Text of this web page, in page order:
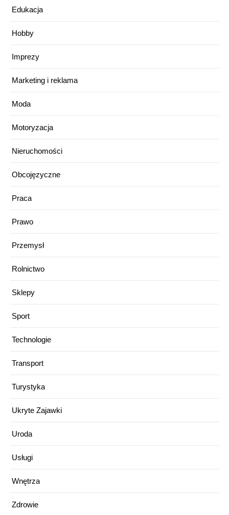
Edukacja
Hobby
Imprezy
Marketing i reklama
Moda
Motoryzacja
Nieruchomości
Obcojęzyczne
Praca
Prawo
Przemysł
Rolnictwo
Sklepy
Sport
Technologie
Transport
Turystyka
Ukryte Zajawki
Uroda
Usługi
Wnętrza
Zdrowie